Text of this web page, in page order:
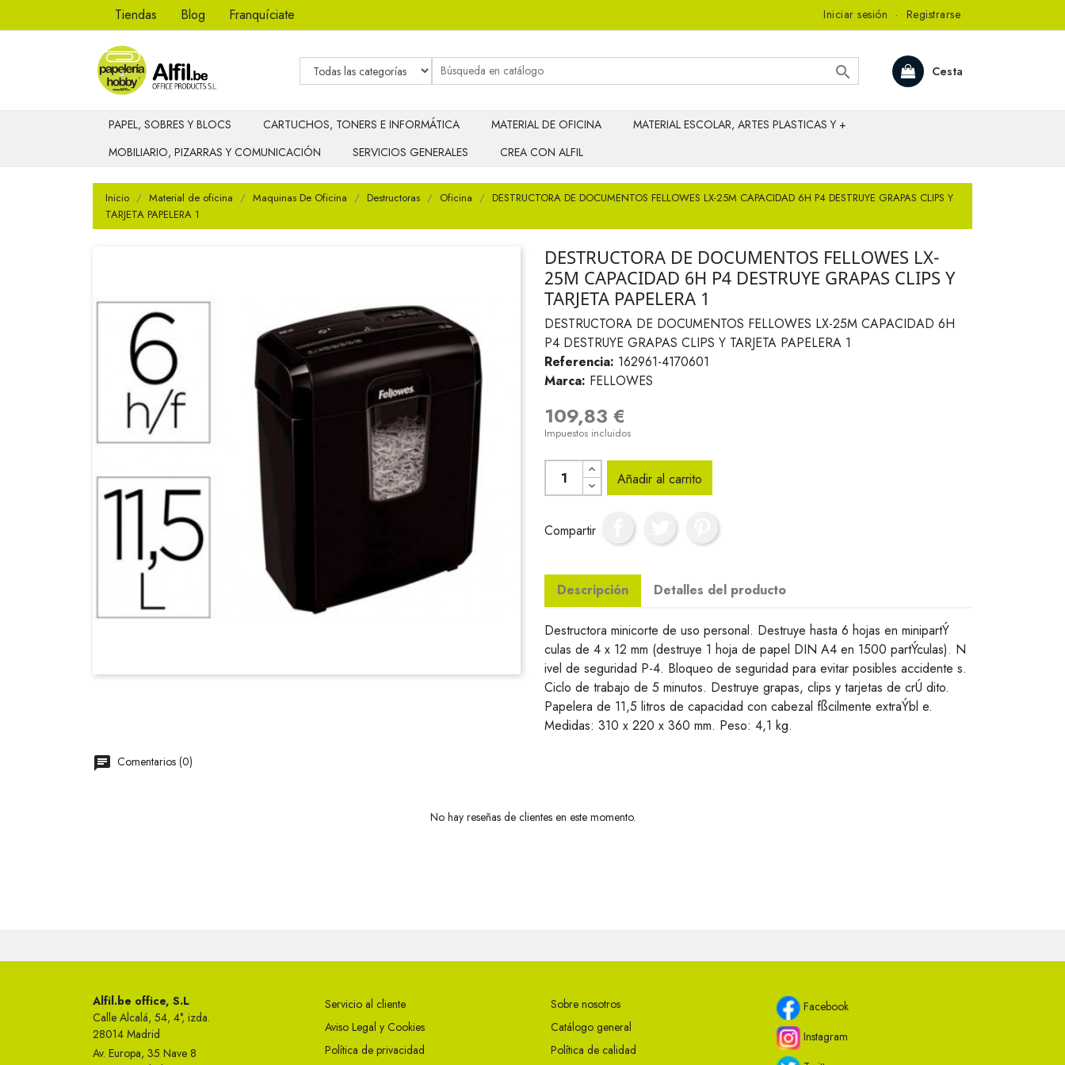
Tiendas Blog Franquíciate Iniciar sesión · Registrarse
Cesta

PAPEL, SOBRES Y BLOCS CARTUCHOS, TONERS E INFORMÁTICA MATERIAL DE OFICINA
MATERIAL ESCOLAR, ARTES PLASTICAS Y +
MOBILIARIO, PIZARRAS Y COMUNICACIÓN
SERVICIOS GENERALES CREA CON ALFIL
Inicio Material de oficina Maquinas De Oficina Destructoras Oficina
DESTRUCTORA DE DOCUMENTOS FELLOWES LX-25M CAPACIDAD 6H P4 DESTRUYE GRAPAS CLIPS Y
TARJETA PAPELERA 1
DESTRUCTORA DE DOCUMENTOS FELLOWES LX-
25M CAPACIDAD 6H P4 DESTRUYE GRAPAS CLIPS Y
TARJETA PAPELERA 1
DESTRUCTORA DE DOCUMENTOS FELLOWES LX-25M CAPACIDAD 6H
P4 DESTRUYE GRAPAS CLIPS Y TARJETA PAPELERA 1
Referencia: 162961-4170601
Marca: FELLOWES
109,83 €
Impuestos incluidos
Añadir al carrito
Compartir
Descripción Detalles del producto
Destructora minicorte de uso personal. Destruye hasta 6 hojas en minipartÝ
culas de 4 x 12 mm (destruye 1 hoja de papel DIN A4 en 1500 partÝculas). N
ivel de seguridad P-4. Bloqueo de seguridad para evitar posibles accidente s.
Ciclo de trabajo de 5 minutos. Destruye grapas, clips y tarjetas de crÚ dito.
Papelera de 11,5 litros de capacidad con cabezal fßcilmente extraÝbl e.
Medidas: 310 x 220 x 360 mm. Peso: 4,1 kg.
Comentarios (0)
No hay reseñas de clientes en este momento.
Alfil.be office, S.L
Calle Alcalá, 54, 4°, izda.
28014 Madrid
Av. Europa, 35 Nave 8
Servicio al cliente
Aviso Legal y Cookies
Política de privacidad
Sobre nosotros
Catálogo general
Política de calidad
Facebook
Instagram